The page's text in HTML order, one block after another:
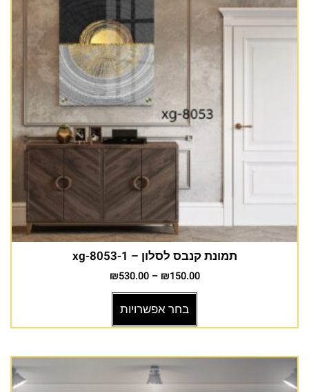
תמונת קנבס לסלון – xg-8053-1
₪150.00
–
₪530.00
בחר אפשרויות